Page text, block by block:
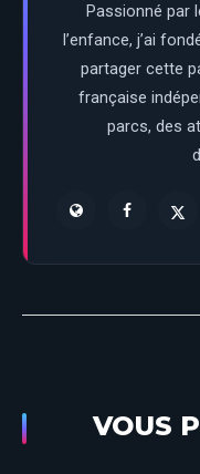
Passionné par
l’enfance, j’ai
partager cette
française
parcs, des
VOUS